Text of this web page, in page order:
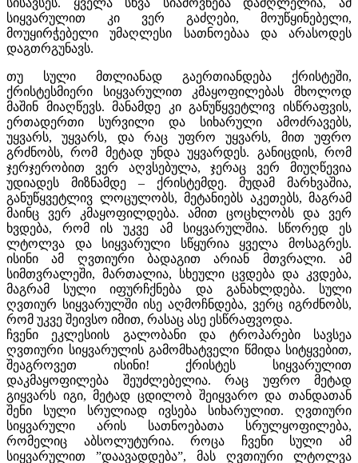
სიყვარულით კი ვერ გაძღები, მოუწყინებელი,
მოუყირჭებელი უმაღლესი სათნოებაა და არასოდეს
დაგთრგუნავს.
თუ სული მთლიანად გაერთიანდება ქრისტეში,
ქრისტესმიერი სიყვარულით კმაყოფილებას მხოლოდ
მაშინ მიაღწევს. მანამდე კი განუწყვეტლივ ისწრაფვის,
ერთადერთი სურვილი და სიხარული ამოძრავებს,
უყვარს, უყვარს, და რაც უფრო უყვარს, მით უფრო
გრძნობს, რომ მეტად უნდა უყვარდეს. განიცდის, რომ
ჯერჯერობით ვერ აღვსებულა, ჯერაც ვერ მიუღწევია
უდიადეს მიზნამდე – ქრისტემდე. მუდამ მარხვაშია,
განუწყვეტლივ ლოცულობს, მეტანიებს აკეთებს, მაგრამ
მაინც ვერ კმაყოფილდება. ამით ცოცხლობს და ვერ
ხვდება, რომ ის უკვე ამ სიყვარულშია. სწორედ ეს
ლტოლვა და სიყვარული სწყურია ყველა მოსაგრეს.
ისინი ამ ღვთიური ბადაგით არიან მთვრალი. ამ
სიმთვრალეში, მართალია, სხეული ცვდება და კვდება,
მაგრამ სული იფურჩქნება და განახლდება. სული
ღვთიურ სიყვარულში ისე აღმოჩნდება, ვერც იგრძნობს,
რომ უკვე შეივსო იმით, რასაც ასე ესწრაფვოდა.
ჩვენი ეკლესიის გალობანი და ტროპარები სავსეა
ღვთიური სიყვარულის გამომხატველი წმიდა სიტყვებით,
შეაგროვეთ ისინი! ქრისტეს სიყვარულით
დაკმაყოფილება შეუძლებელია. რაც უფრო მეტად
გიყვარს იგი, მეტად ცდილობ შეიყვარო და თანდათან
შენი სული სრულიად ივსება სიხარულით. ღვთიური
სიყვარული არის სათნოებათა სრულყოფილება,
რომელიც აბსოლუტურია. როცა ჩვენი სული ამ
სიყვარულით ”დაავადდება”, მას ღვთიური ლტოლვა